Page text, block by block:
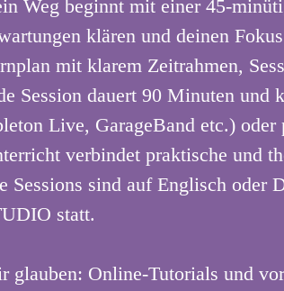
Weg beginnt mit einer 45-
klären und deinen
mit klarem Zeitrahmen,
Session dauert 90 Minuten
Live, GarageBand etc.) oder
verbindet praktische und
Sessions sind auf Englisch oder
statt.
glauben: Online-Tutorials und